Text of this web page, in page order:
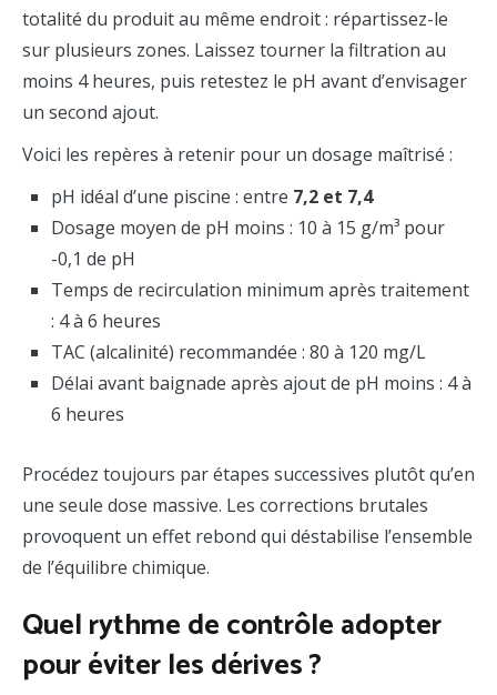
totalité du produit au même endroit : répartissez-le
sur plusieurs zones. Laissez tourner la filtration au
moins 4 heures, puis retestez le pH avant d’envisager
un second ajout.
Voici les repères à retenir pour un dosage maîtrisé :
pH idéal d’une piscine : entre 7,2 et 7,4
Dosage moyen de pH moins : 10 à 15 g/m³ pour
-0,1 de pH
Temps de recirculation minimum après traitement
: 4 à 6 heures
TAC (alcalinité) recommandée : 80 à 120 mg/L
Délai avant baignade après ajout de pH moins : 4 à
6 heures
Procédez toujours par étapes successives plutôt qu’en
une seule dose massive. Les corrections brutales
provoquent un effet rebond qui déstabilise l’ensemble
de l’équilibre chimique.
Quel rythme de contrôle adopter
pour éviter les dérives ?